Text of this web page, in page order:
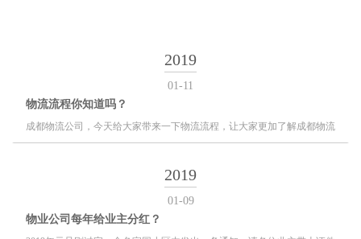
2019
01-11
物流流程你知道吗？
成都物流公司 ，今天给大家带来一下物流流程 ，让大家更加了解成都物流
公司。
2019
01-09
物业公司每年给业主分红？